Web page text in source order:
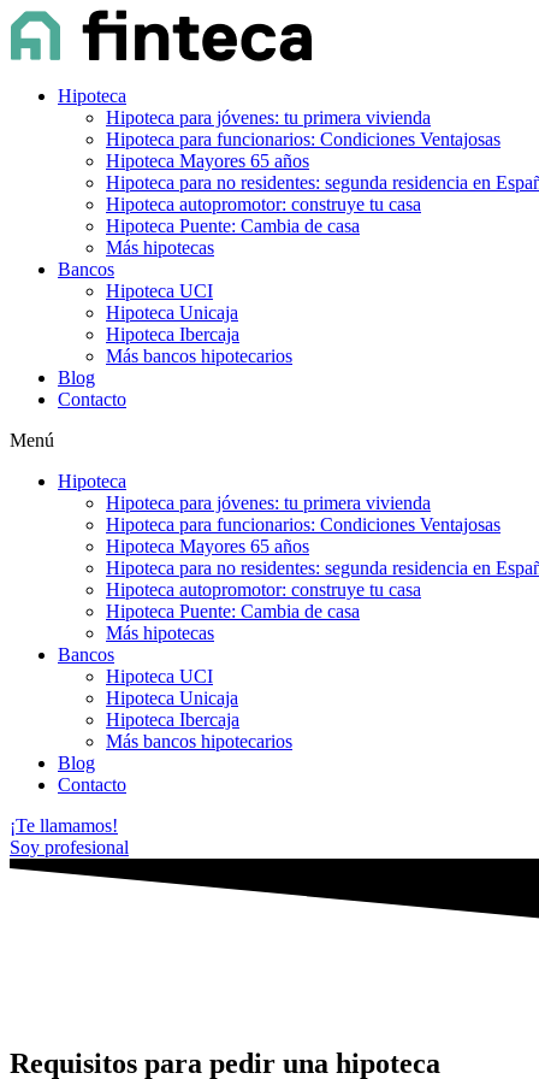
Hipoteca
Hipoteca para jóvenes: tu primera vivienda
Hipoteca para funcionarios: Condiciones Ventajosas
Hipoteca Mayores 65 años
Hipoteca para no residentes: segunda residencia en
Hipoteca autopromotor: construye tu casa
Hipoteca Puente: Cambia de casa
Más hipotecas
Bancos
Hipoteca UCI
Hipoteca Unicaja
Hipoteca Ibercaja
Más bancos hipotecarios
Blog
Contacto
Menú
Hipoteca
Hipoteca para jóvenes: tu primera vivienda
Hipoteca para funcionarios: Condiciones Ventajosas
Hipoteca Mayores 65 años
Hipoteca para no residentes: segunda residencia en
Hipoteca autopromotor: construye tu casa
Hipoteca Puente: Cambia de casa
Más hipotecas
Bancos
Hipoteca UCI
Hipoteca Unicaja
Hipoteca Ibercaja
Más bancos hipotecarios
Blog
Contacto
¡Te llamamos!
Soy profesional
Requisitos para pedir una hipoteca